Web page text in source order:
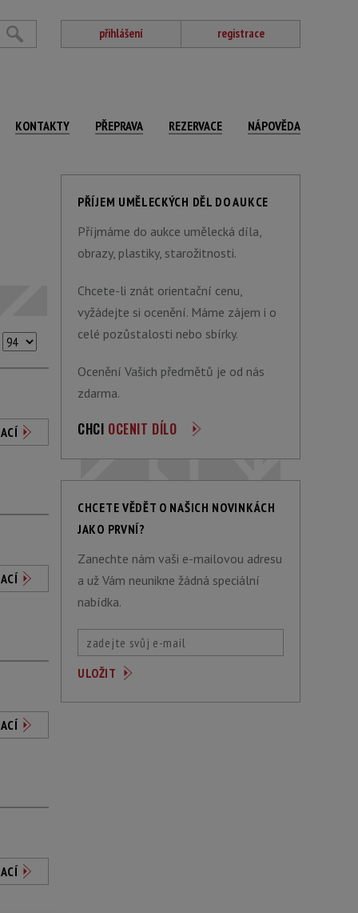
přihlášení registrace
KONTAKTY PŘEPRAVA REZERVACE NÁPOVĚDA
PŘÍJEM UMĚLECKÝCH DĚL DO AUKCE
Příjmáme do aukce umělecká díla,
obrazy, plastiky, starožitnosti.
Chcete-li znát orientační cenu,
vyžádejte si ocenění. Máme zájem i o
celé pozůstalosti nebo sbírky.
Ocenění Vašich předmětů je od nás
zdarma.
CHCI OCENIT DÍLO
CHCETE VĚDĚT O NAŠICH NOVINKÁCH
JAKO PRVNÍ?
Zanechte nám vaši e-mailovou adresu
a už Vám neunikne žádná speciální
nabídka.